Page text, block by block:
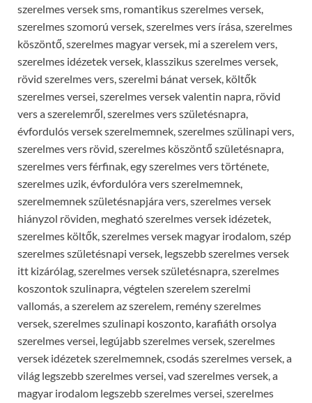
szerelmes versek sms, romantikus szerelmes versek,
szerelmes szomorú versek, szerelmes vers írása, szerelmes
köszöntő, szerelmes magyar versek, mi a szerelem vers,
szerelmes idézetek versek, klasszikus szerelmes versek,
rövid szerelmes vers, szerelmi bánat versek, költők
szerelmes versei, szerelmes versek valentin napra, rövid
vers a szerelemről, szerelmes vers születésnapra,
évfordulós versek szerelmemnek, szerelmes szülinapi vers,
szerelmes vers rövid, szerelmes köszöntő születésnapra,
szerelmes vers férfinak, egy szerelmes vers története,
szerelmes uzik, évfordulóra vers szerelmemnek,
szerelmemnek születésnapjára vers, szerelmes versek
hiányzol röviden, megható szerelmes versek idézetek,
szerelmes költők, szerelmes versek magyar irodalom, szép
szerelmes születésnapi versek, legszebb szerelmes versek
itt kizárólag, szerelmes versek születésnapra, szerelmes
koszontok szulinapra, végtelen szerelem szerelmi
vallomás, a szerelem az szerelem, remény szerelmes
versek, szerelmes szulinapi koszonto, karafiáth orsolya
szerelmes versei, legújabb szerelmes versek, szerelmes
versek idézetek szerelmemnek, csodás szerelmes versek, a
világ legszebb szerelmes versei, vad szerelmes versek, a
magyar irodalom legszebb szerelmes versei, szerelmes